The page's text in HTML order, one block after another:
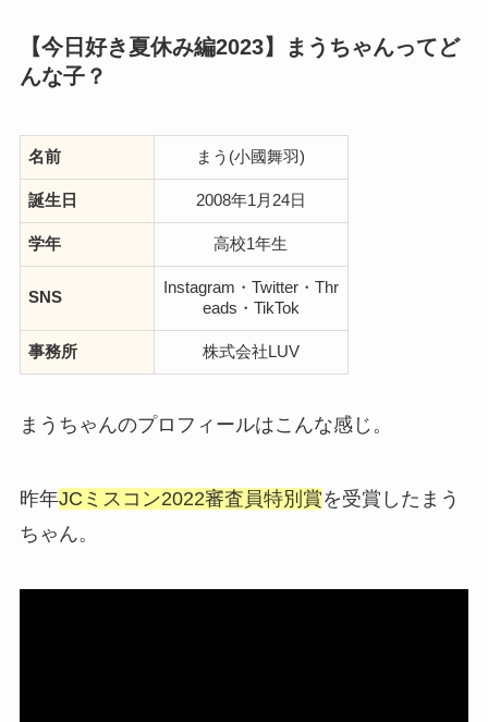
【今日好き夏休み編2023】まうちゃんってど
んな子？
名前 まう(小國舞羽)
誕生日 2008年1月24日
学年 高校1年生
SNS
Instagram・Twitter・Thr
eads・TikTok
事務所 株式会社LUV
まうちゃんのプロフィールはこんな感じ。
昨年JCミスコン2022審査員特別賞を受賞したまう
ちゃん。